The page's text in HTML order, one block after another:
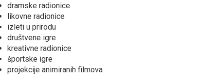
dramske radionice
likovne radionice
izleti u prirodu
društvene igre
kreativne radionice
športske igre
projekcije animiranih filmova